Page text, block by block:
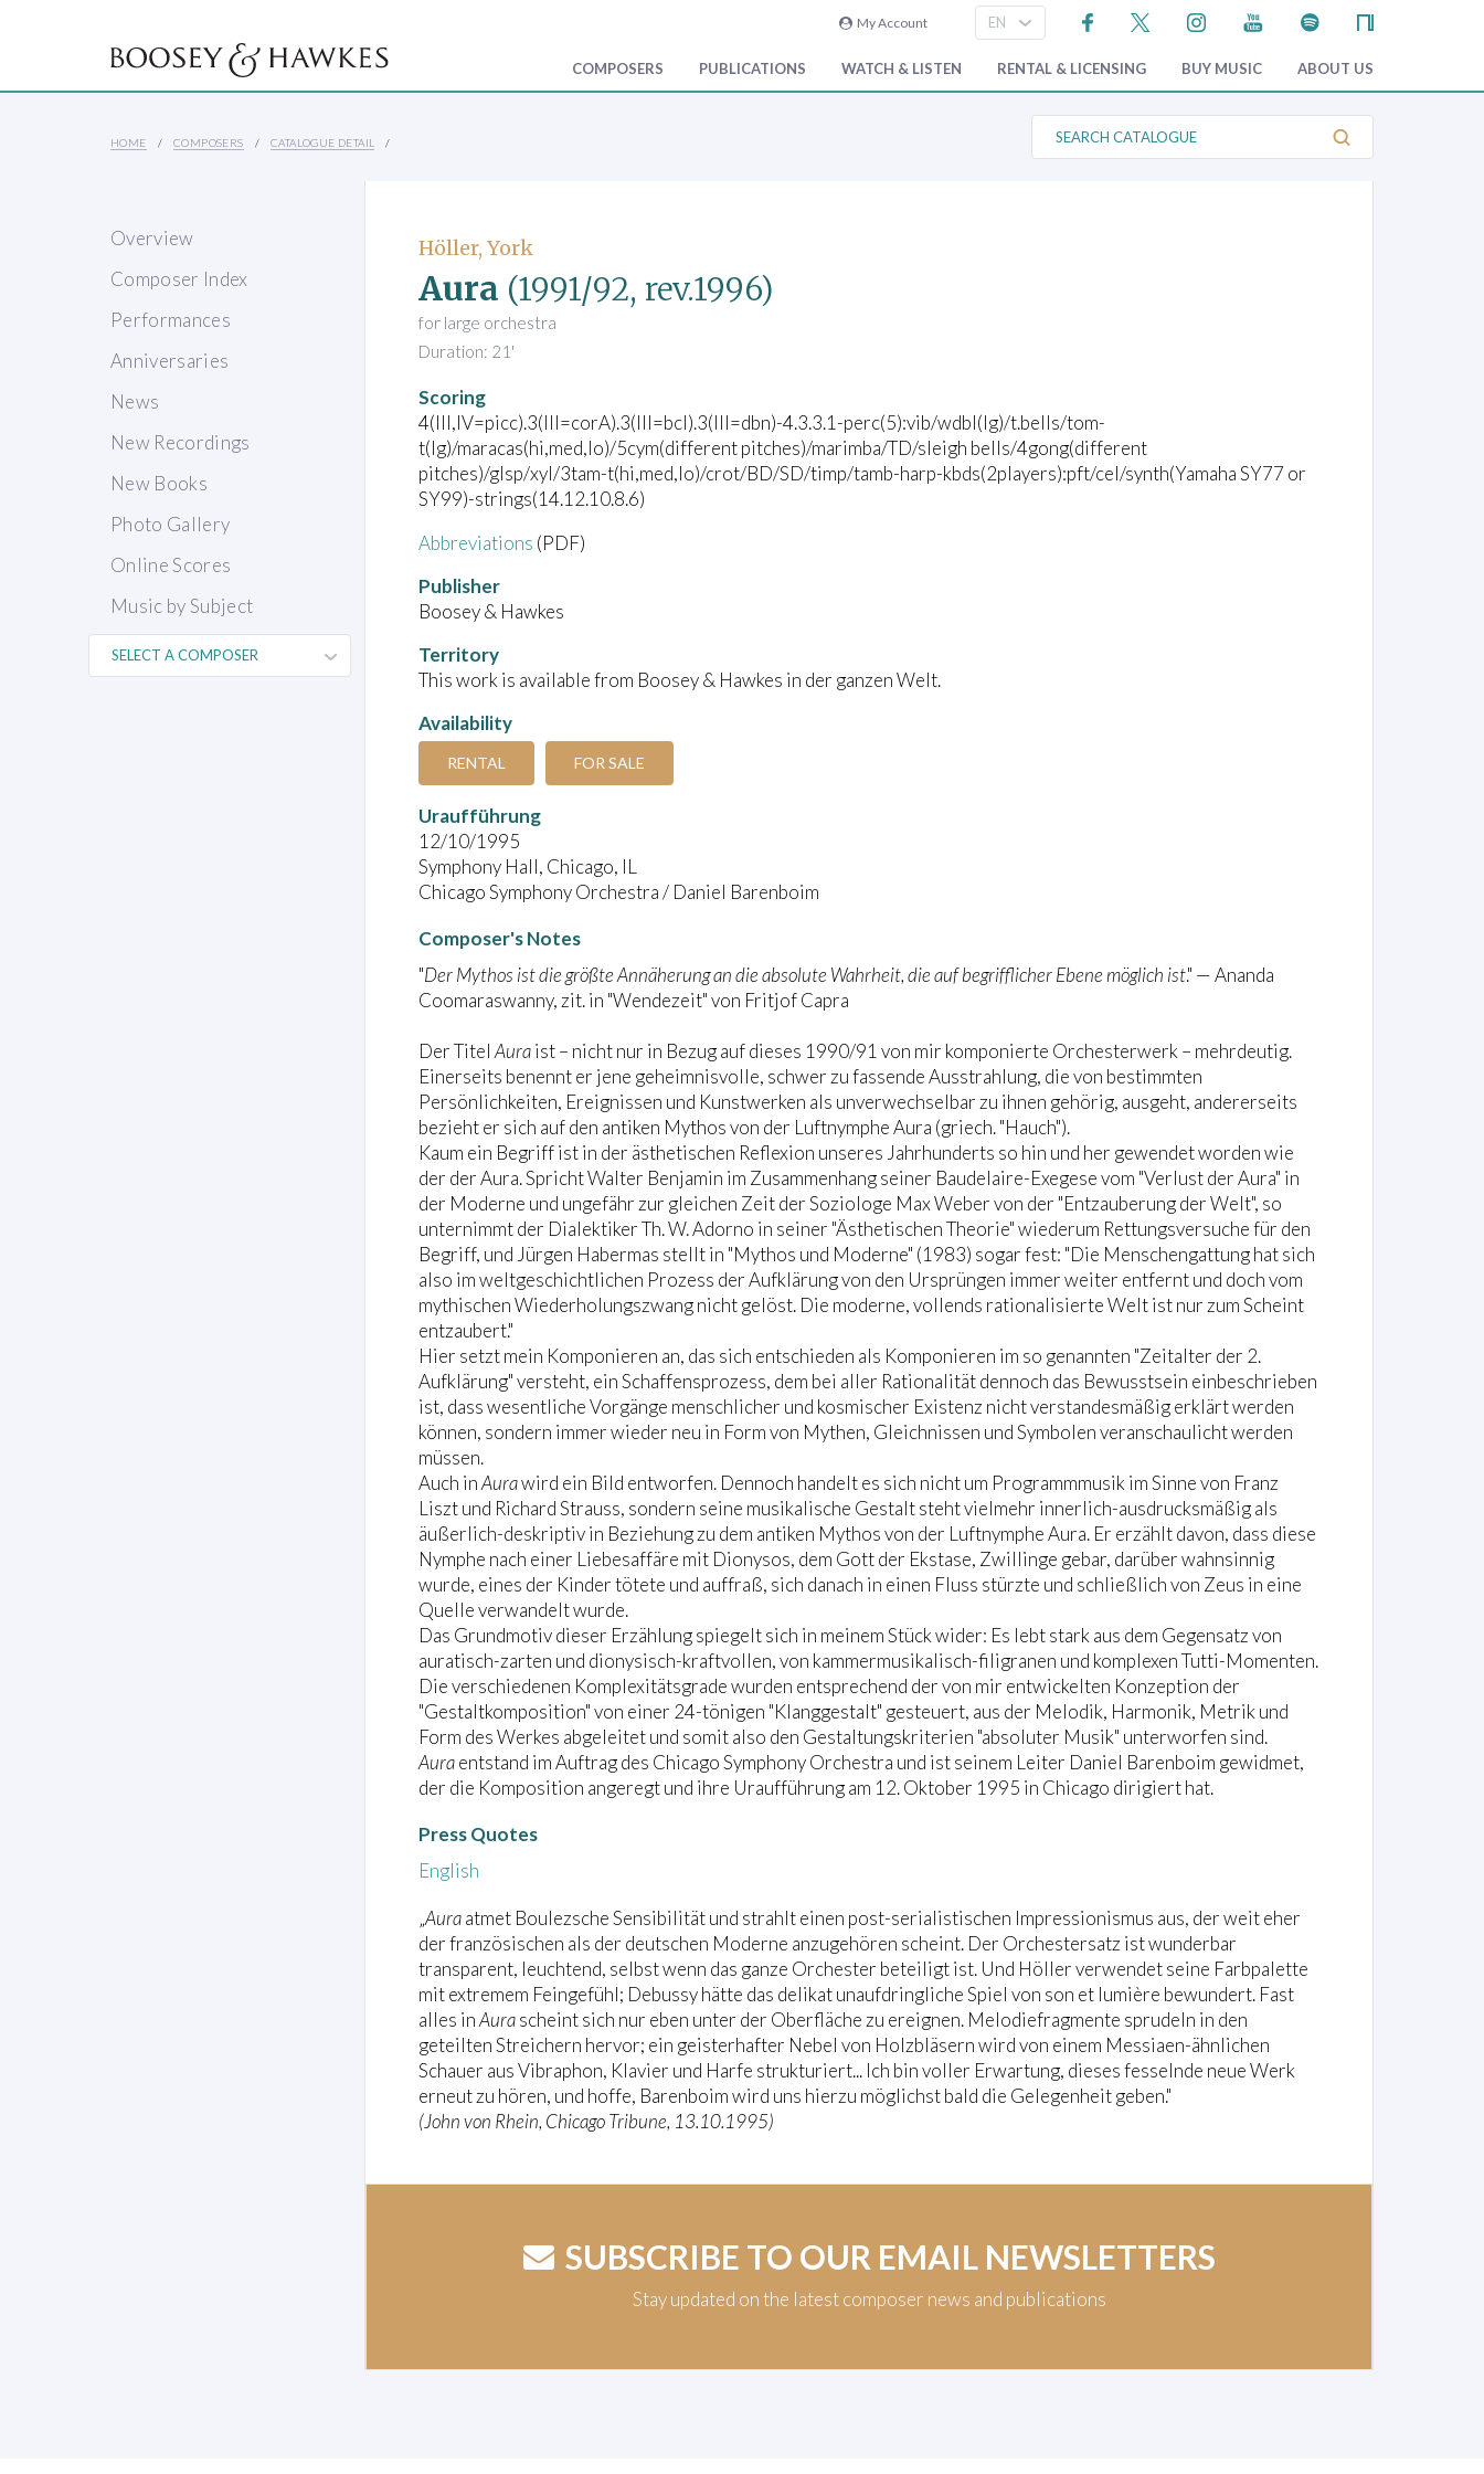
My Account
COMPOSERS PUBLICATIONS WATCH & LISTEN RENTAL & LICENSING BUY MUSIC ABOUT US
HOME COMPOSERS CATALOGUE DETAIL
S
a
Overview
Composer Index
Performances
Anniversaries
News
New Recordings
New Books
Photo Gallery
Online Scores
Music by Subject
Höller, York
Aura (1991/92, rev.1996)
for large orchestra
Duration: 21'
Scoring
4(III,IV=picc).3(III=corA).3(III=bcl).3(III=dbn)-4.3.3.1-perc(5):vib/wdbl(lg)/t.bells/tom-
t(lg)/maracas(hi,med,lo)/5cym(different pitches)/marimba/TD/sleigh bells/4gong(different
pitches)/glsp/xyl/3tam-t(hi,med,lo)/crot/BD/SD/timp/tamb-harp-kbds(2players):pft/cel/synth(Yamaha SY77 or
SY99)-strings(14.12.10.8.6)
Abbreviations (PDF)
Publisher
Boosey & Hawkes
Territory
This work is available from Boosey & Hawkes in der ganzen Welt.
Availability
RENTAL FOR SALE
Uraufführung
12/10/1995
Symphony Hall, Chicago, IL
Chicago Symphony Orchestra / Daniel Barenboim
Composer's Notes
"Der Mythos ist die größte Annäherung an die absolute Wahrheit, die auf begrifflicher Ebene möglich ist." — Ananda
Coomaraswanny, zit. in "Wendezeit" von Fritjof Capra
Der Titel Auraist – nicht nur in Bezug auf dieses 1990/91 von mir komponierte Orchesterwerk – mehrdeutig.
Einerseits benennt er jene geheimnisvolle, schwer zu fassende Ausstrahlung, die von bestimmten
Persönlichkeiten, Ereignissen und Kunstwerken als unverwechselbar zu ihnen gehörig, ausgeht, andererseits
bezieht er sich auf den antiken Mythos von der Luftnymphe Aura (griech. "Hauch").
Kaum ein Begriff ist in der ästhetischen Reflexion unseres Jahrhunderts so hin und her gewendet worden wie
der der Aura. Spricht Walter Benjamin im Zusammenhang seiner Baudelaire-Exegese vom "Verlust der Aura" in
der Moderne und ungefähr zur gleichen Zeit der Soziologe Max Weber von der "Entzauberung der Welt", so
unternimmt der Dialektiker Th. W. Adorno in seiner "Ästhetischen Theorie" wiederum Rettungsversuche für den
Begriff, und Jürgen Habermas stellt in "Mythos und Moderne" (1983) sogar fest: "Die Menschengattung hat sich
also im weltgeschichtlichen Prozess der Aufklärung von den Ursprüngen immer weiter entfernt und doch vom
mythischen Wiederholungszwang nicht gelöst. Die moderne, vollends rationalisierte Welt ist nur zum Scheint
entzaubert."
Hier setzt mein Komponieren an, das sich entschieden als Komponieren im so genannten "Zeitalter der 2.
Aufklärung" versteht, ein Schaffensprozess, dem bei aller Rationalität dennoch das Bewusstsein einbeschrieben
ist, dass wesentliche Vorgänge menschlicher und kosmischer Existenz nicht verstandesmäßig erklärt werden
können, sondern immer wieder neu in Form von Mythen, Gleichnissen und Symbolen veranschaulicht werden
müssen.
Auch inAurawird ein Bild entworfen. Dennoch handelt es sich nicht um Programmmusik im Sinne von Franz
Liszt und Richard Strauss, sondern seine musikalische Gestalt steht vielmehr innerlich-ausdrucksmäßig als
äußerlich-deskriptiv in Beziehung zu dem antiken Mythos von der Luftnymphe Aura. Er erzählt davon, dass diese
Nymphe nach einer Liebesaffäre mit Dionysos, dem Gott der Ekstase, Zwillinge gebar, darüber wahnsinnig
wurde, eines der Kinder tötete und auffraß, sich danach in einen Fluss stürzte und schließlich von Zeus in eine
Quelle verwandelt wurde.
Das Grundmotiv dieser Erzählung spiegelt sich in meinem Stück wider: Es lebt stark aus dem Gegensatz von
auratisch-zarten und dionysisch-kraftvollen, von kammermusikalisch-filigranen und komplexen Tutti-Momenten.
Die verschiedenen Komplexitätsgrade wurden entsprechend der von mir entwickelten Konzeption der
"Gestaltkomposition" von einer 24-tönigen "Klanggestalt" gesteuert, aus der Melodik, Harmonik, Metrik und
Form des Werkes abgeleitet und somit also den Gestaltungskriterien "absoluter Musik" unterworfen sind.
Auraentstand im Auftrag des Chicago Symphony Orchestra und ist seinem Leiter Daniel Barenboim gewidmet,
der die Komposition angeregt und ihre Uraufführung am 12. Oktober 1995 in Chicago dirigiert hat.
Press Quotes
English
„Auraatmet Boulezsche Sensibilität und strahlt einen post-serialistischen Impressionismus aus, der weit eher
der französischen als der deutschen Moderne anzugehören scheint. Der Orchestersatz ist wunderbar
transparent, leuchtend, selbst wenn das ganze Orchester beteiligt ist. Und Höller verwendet seine Farbpalette
mit extremem Feingefühl; Debussy hätte das delikat unaufdringliche Spiel von son et lumière bewundert. Fast
alles inAurascheint sich nur eben unter der Oberfläche zu ereignen. Melodiefragmente sprudeln in den
geteilten Streichern hervor; ein geisterhafter Nebel von Holzbläsern wird von einem Messiaen-ähnlichen
Schauer aus Vibraphon, Klavier und Harfe strukturiert... Ich bin voller Erwartung, dieses fesselnde neue Werk
erneut zu hören, und hoffe, Barenboim wird uns hierzu möglichst bald die Gelegenheit geben."
(John von Rhein, Chicago Tribune, 13.10.1995)
SUBSCRIBE TO OUR EMAIL NEWSLETTERS
Stay updated on the latest composer news and publications